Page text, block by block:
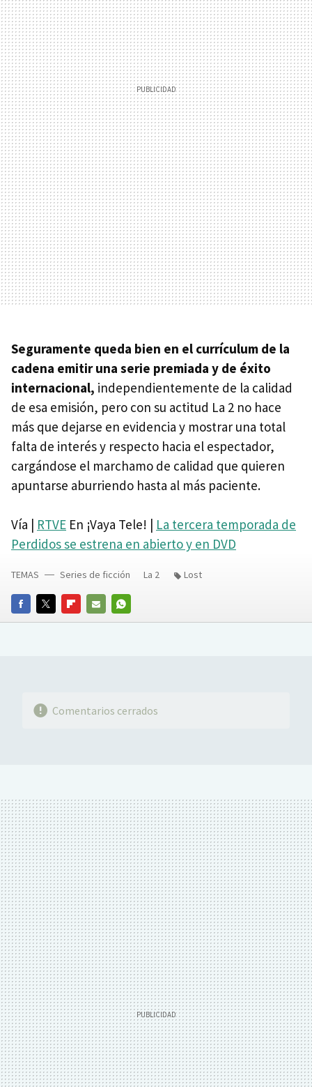
Seguramente queda bien en el currículum de la
cadena emitir una serie premiada y de éxito
internacional, independientemente de la calidad
de esa emisión, pero con su actitud La 2 no hace
más que dejarse en evidencia y mostrar una total
falta de interés y respecto hacia el espectador,
cargándose el marchamo de calidad que quieren
apuntarse aburriendo hasta al más paciente.
Vía | RTVE En ¡Vaya Tele! | La tercera temporada de
Perdidos se estrena en abierto y en DVD
FACEBOOKTWITTERFLIPBOARD
E-
WHATSAPP
TEMAS Series de ficción La 2 Lost
Comentarios cerrados